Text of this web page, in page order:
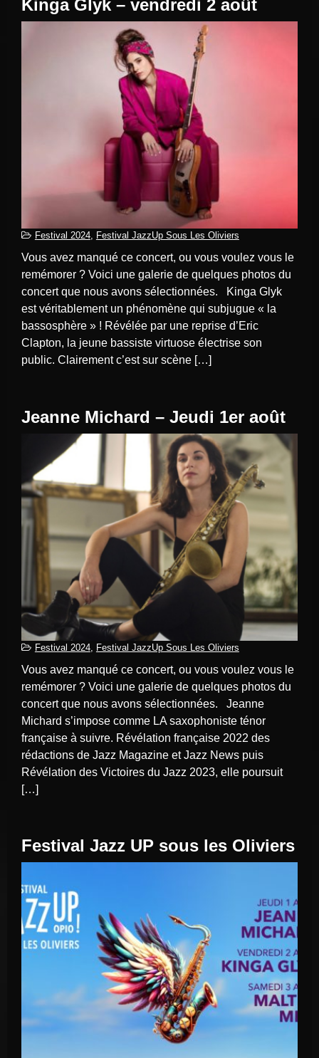
Kinga Glyk – vendredi 2 août
Festival 2024, Festival JazzUp Sous Les Oliviers
Vous avez manqué ce concert, ou vous voulez vous le
remémorer ? Voici une galerie de quelques photos du
concert que nous avons sélectionnées. Kinga Glyk
est véritablement un phénomène qui subjugue « la
bassosphère » ! Révélée par une reprise d’Eric
Clapton, la jeune bassiste virtuose électrise son
public. Clairement c’est sur scène […]
Jeanne Michard – Jeudi 1er août
Festival 2024, Festival JazzUp Sous Les Oliviers
Vous avez manqué ce concert, ou vous voulez vous le
remémorer ? Voici une galerie de quelques photos du
concert que nous avons sélectionnées. Jeanne
Michard s’impose comme LA saxophoniste ténor
française à suivre. Révélation française 2022 des
rédactions de Jazz Magazine et Jazz News puis
Révélation des Victoires du Jazz 2023, elle poursuit
[…]
Festival Jazz UP sous les Oliviers